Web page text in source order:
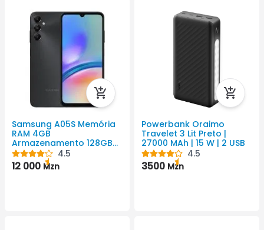
Samsung A05S Memória
RAM 4GB
Armazenamento 128GB
5000 Android Cor Preto
1080x2400 Pixel
4.5
12 000 Mzn
Powerbank Oraimo
Travelet 3 Lit Preto |
27000 MAh | 15 W | 2 USB
4.5
3500 Mzn